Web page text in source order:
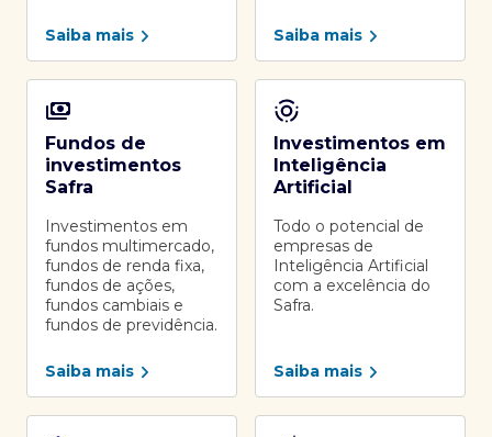
Saiba mais Saiba mais
Fundos de
investimentos
Safra
Investimentos em
fundos multimercado,
fundos de renda fixa,
fundos de ações,
fundos cambiais e
fundos de previdência.
Saiba mais
Investimentos em
Inteligência
Artificial
Todo o potencial de
empresas de
Inteligência Artificial
com a excelência do
Safra.
Saiba mais